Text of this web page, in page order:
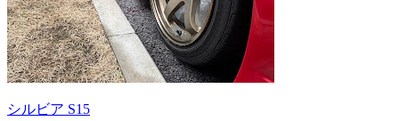
シルビア S15